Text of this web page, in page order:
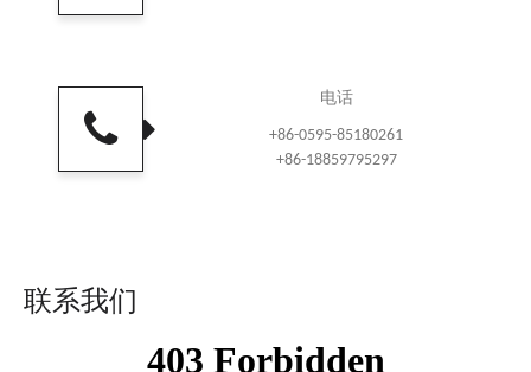
电话
+86-0595-85180261
+86-18859795297
联系我们